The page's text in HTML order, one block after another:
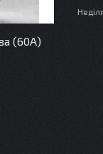
(60А)